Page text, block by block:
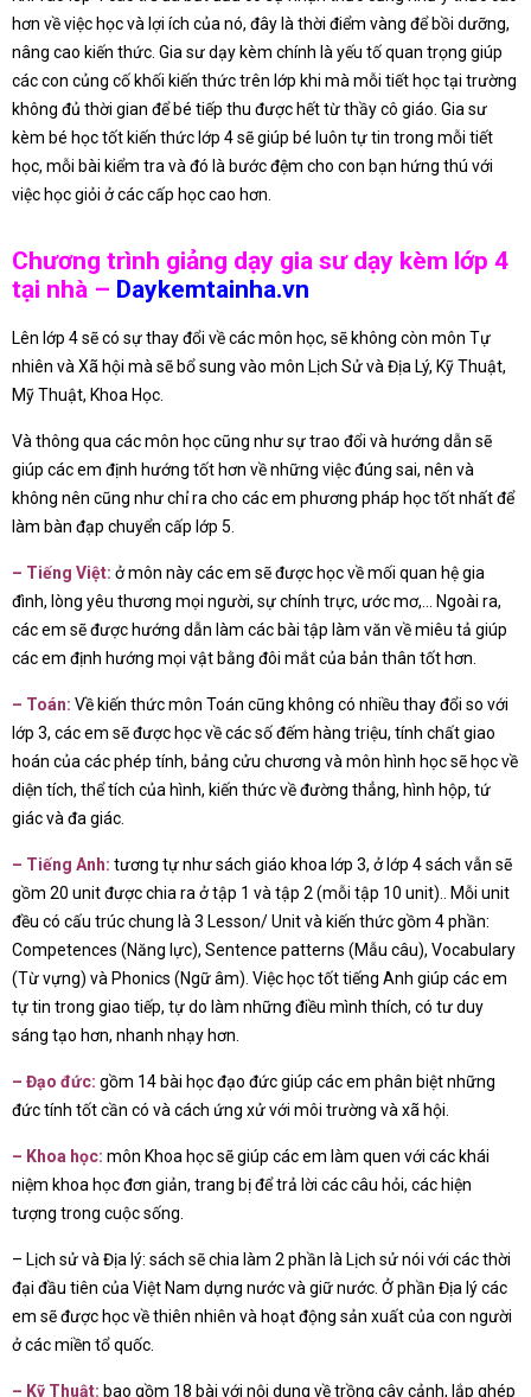
hơn về việc học và lợi ích của nó, đây là thời điểm vàng để bồi dưỡng,
nâng cao kiến thức. Gia sư dạy kèm chính là yếu tố quan trọng giúp
các con củng cố khối kiến thức trên lớp khi mà mỗi tiết học tại trường
không đủ thời gian để bé tiếp thu được hết từ thầy cô giáo. Gia sư
kèm bé học tốt kiến thức lớp 4 sẽ giúp bé luôn tự tin trong mỗi tiết
học, mỗi bài kiểm tra và đó là bước đệm cho con bạn hứng thú với
việc học giỏi ở các cấp học cao hơn.
Chương trình giảng dạy gia sư dạy kèm lớp 4
tại nhà – Daykemtainha.vn
Lên lớp 4 sẽ có sự thay đổi về các môn học, sẽ không còn môn Tự
nhiên và Xã hội mà sẽ bổ sung vào môn Lịch Sử và Địa Lý, Kỹ Thuật,
Mỹ Thuật, Khoa Học.
Và thông qua các môn học cũng như sự trao đổi và hướng dẫn sẽ
giúp các em định hướng tốt hơn về những việc đúng sai, nên và
không nên cũng như chỉ ra cho các em phương pháp học tốt nhất để
làm bàn đạp chuyển cấp lớp 5.
– Tiếng Việt: ở môn này các em sẽ được học về mối quan hệ gia
đình, lòng yêu thương mọi người, sự chính trực, ước mơ,… Ngoài ra,
các em sẽ được hướng dẫn làm các bài tập làm văn về miêu tả giúp
các em định hướng mọi vật bằng đôi mắt của bản thân tốt hơn.
– Toán: Về kiến thức môn Toán cũng không có nhiều thay đổi so với
lớp 3, các em sẽ được học về các số đếm hàng triệu, tính chất giao
hoán của các phép tính, bảng cửu chương và môn hình học sẽ học về
diện tích, thể tích của hình, kiến thức về đường thẳng, hình hộp, tứ
giác và đa giác.
– Tiếng Anh: tương tự như sách giáo khoa lớp 3, ở lớp 4 sách vẫn sẽ
gồm 20 unit được chia ra ở tập 1 và tập 2 (mỗi tập 10 unit).. Mỗi unit
đều có cấu trúc chung là 3 Lesson/ Unit và kiến thức gồm 4 phần:
Competences (Năng lực), Sentence patterns (Mẫu câu), Vocabulary
(Từ vựng) và Phonics (Ngữ âm). Việc học tốt tiếng Anh giúp các em
tự tin trong giao tiếp, tự do làm những điều mình thích, có tư duy
sáng tạo hơn, nhanh nhạy hơn.
– Đạo đức: gồm 14 bài học đạo đức giúp các em phân biệt những
đức tính tốt cần có và cách ứng xử với môi trường và xã hội.
– Khoa học: môn Khoa học sẽ giúp các em làm quen với các khái
niệm khoa học đơn giản, trang bị để trả lời các câu hỏi, các hiện
tượng trong cuộc sống.
– Lịch sử và Địa lý: sách sẽ chia làm 2 phần là Lịch sử nói với các thời
đại đầu tiên của Việt Nam dựng nước và giữ nước. Ở phần Địa lý các
em sẽ được học về thiên nhiên và hoạt động sản xuất của con người
ở các miền tổ quốc.
– Kỹ Thuật: bao gồm 18 bài với nội dung về trồng cây cảnh, lắp ghép